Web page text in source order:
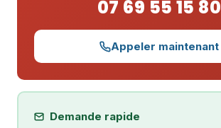
07 69 55 15 80
Appeler maintenant
Demande rapide